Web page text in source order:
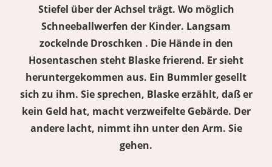
Stiefel über der Achsel trägt. Wo möglich
Schneeballwerfen der Kinder. Langsam
zockelnde Droschken . Die Hände in den
Hosentaschen steht Blaske frierend. Er sieht
heruntergekommen aus. Ein Bummler gesellt
sich zu ihm. Sie sprechen, Blaske erzählt, daß er
kein Geld hat, macht verzweifelte Gebärde. Der
andere lacht, nimmt ihn unter den Arm. Sie
gehen.